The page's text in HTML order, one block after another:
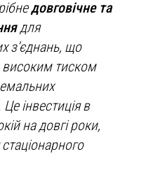
довговічне та
для
з’єднань, що
тиском
інвестиція в
на довгі роки,